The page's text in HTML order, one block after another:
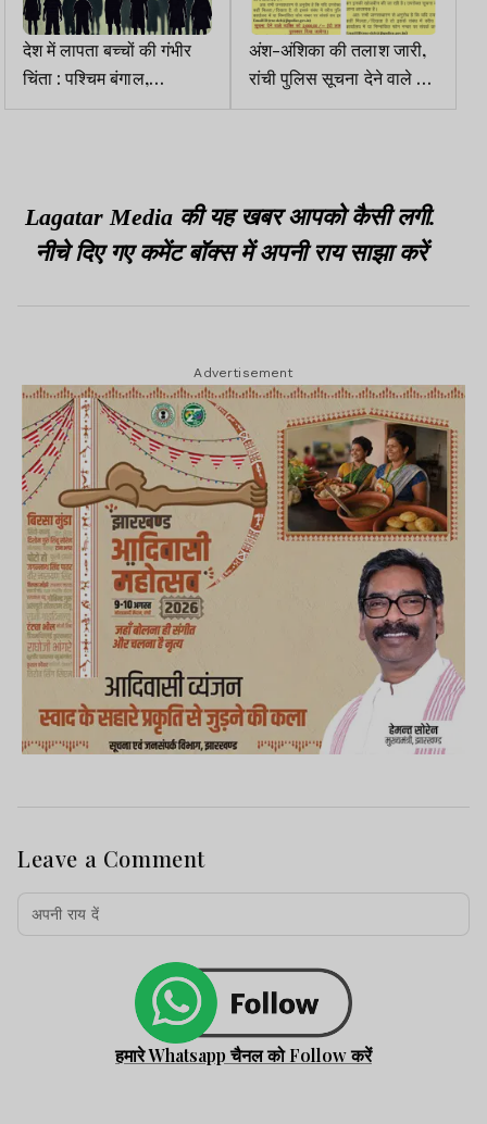
देश में लापता बच्चों की गंभीर
चिंता : पश्चिम बंगाल,
मध्यप्रदेश, बिहार और यूपी टॉप
अंश-अंशिका की तलाश जारी,
रांची पुलिस सूचना देने वाले को
देगी दो लाख का इनाम
Lagatar Media की यह खबर आपको कैसी लगी.
नीचे दिए गए कमेंट बॉक्स में अपनी राय साझा करें
Advertisement
Leave a Comment
हमारे Whatsapp चैनल को Follow करें